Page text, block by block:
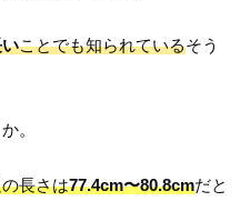
ことでも知られているそう
。
長さは77.4cm〜80.8cmだと